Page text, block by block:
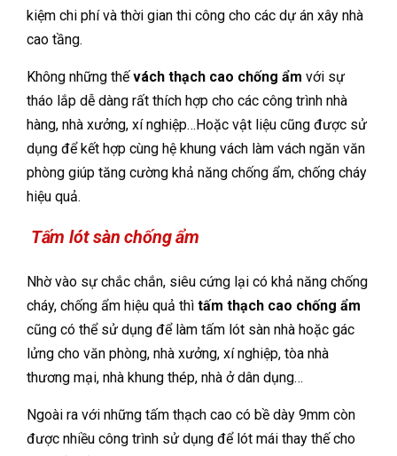
kiệm chi phí và thời gian thi công cho các dự án xây nhà
cao tầng.
Không những thếvách thạch cao chống ẩm với sự
tháo lắp dễ dàng rất thích hợp cho các công trình nhà
hàng, nhà xưởng, xí nghiệp…Hoặc vật liệu cũng được sử
dụng để kết hợp cùng hệ khung vách làm vách ngăn văn
phòng giúp tăng cường khả năng chống ẩm, chống cháy
hiệu quả.
Tấm lót sàn chống ẩm
Nhờ vào sự chắc chắn, siêu cứng lại có khả năng chống
cháy, chống ẩm hiệu quả thì tấm thạch cao chống ẩm
cũng có thể sử dụng để làm tấm lót sàn nhà hoặc gác
lửng cho văn phòng, nhà xưởng, xí nghiệp, tòa nhà
thương mại, nhà khung thép, nhà ở dân dụng…
Ngoài ra với những tấm thạch cao có bề dày 9mm còn
được nhiều công trình sử dụng để lót mái thay thế cho